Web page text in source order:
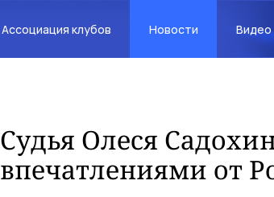
Ассоциация клубов Новости Видео
Судья Олеся
впечатлениями от